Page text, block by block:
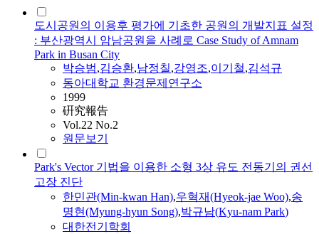
도시공원의 이용후 평가에 기초한 공원의 개발지표 설정
: 부산광역시 암남공원을 사례로 Case Study of Amnam
Park in Busan City
박승범,김승환,남정칠,강영조,이기철,김석규
동아대학교 환경문제연구소
1999
硏究報告
Vol.22 No.2
원문보기
Park's Vector 기법을 이용한 소형 3상 유도 전동기의 권선
고장 진단
한민관(Min-kwan Han),우혁재(Hyeok-jae Woo),송
명현(Myung-hyun Song),박규남(Kyu-nam Park)
대한전기학회